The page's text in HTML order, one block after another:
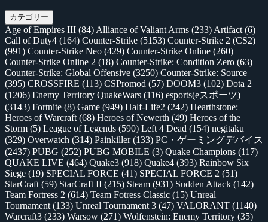
カテゴリー
Age of Empires III (84) Alliance of Valiant Arms (233) Artifact (6)
Call of Duty4 (164) Counter-Strike (5153) Counter-Strike 2 (CS2)
(991) Counter-Strike Neo (429) Counter-Strike Online (260)
Counter-Strike Online 2 (18) Counter-Strike: Condition Zero (63)
Counter-Strike: Global Offensive (3250) Counter-Strike: Source
(395) CROSSFIRE (113) CSPromod (57) DOOM3 (102) Dota 2
(1206) Enemy Territory QuakeWars (116) esports(eスポーツ)
(3143) Fortnite (8) Game (949) Half-Life2 (242) Hearthstone:
Heroes of Warcraft (68) Heroes of Newerth (49) Heroes of the
Storm (5) League of Legends (590) Left 4 Dead (154) negitaku
(329) Overwatch (314) Painkiller(133) PC・ゲーミングデバイス
(2437) PUBG (252) PUBG MOBILE (3) Quake Champions (117)
QUAKE LIVE (464) Quake3 (918) Quake4 (393) Rainbow Six
Siege (19) SPECIAL FORCE (41) SPECIAL FORCE 2 (51)
StarCraft (59) StarCraft II (215) Steam (931) Sudden Attack (142)
Team Fortress 2 (614) Team Fotress Classic (15) Unreal
Tournament (133) Unreal Tournament 3 (47) VALORANT (1140)
Warcraft3 (233) Warsow (271) Wolfenstein: Enemy Territory (35)